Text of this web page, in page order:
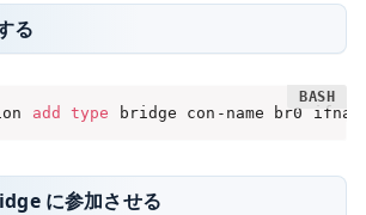
る
add type bridge con-name br0
に参加させる